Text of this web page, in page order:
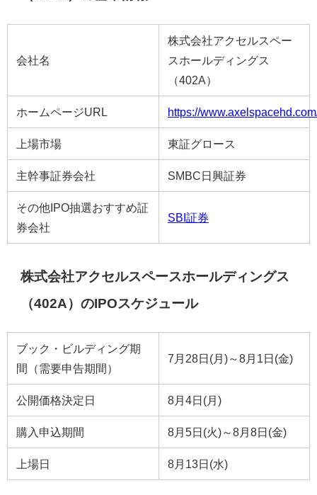
会社名
株式会社アクセルスペー
スホールディングス
（402A）
ホームページURL https://
上場市場 東証グロース
主幹事証券会社 SMBC日興証券
その他IPO抽選おすすめ証
券会社
SBI証券
株式会社アクセルスペースホールディングス
（402A）のIPOスケジュール
ブック・ビルディング期
間（需要申告期間）
7月28日(月)～8月1日(金)
公開価格決定日 8月4日(月)
購入申込期間 8月5日(火)～8月8日(金)
上場日 8月13日(水)